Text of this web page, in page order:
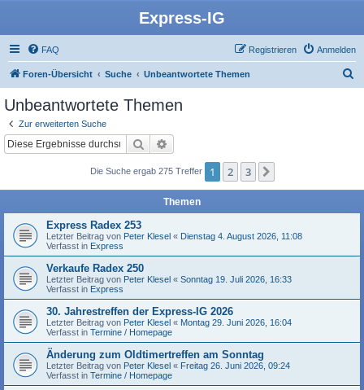
Express-IG
FAQ Anmelden
Registrieren
Foren-Übersicht Suche Unbeantwortete Themen
Unbeantwortete Themen
Zur erweiterten Suche
Suche
Die Suche ergab 275 Treffer 1 2 3
Themen
Express Radex 253
Letzter Beitrag von Peter Klesel « Dienstag 4. August 2026, 11:08
Verfasst in Express
Verkaufe Radex 250
Letzter Beitrag von Peter Klesel « Sonntag 19. Juli 2026, 16:33
Verfasst in Express
30. Jahrestreffen der Express-IG 2026
Letzter Beitrag von Peter Klesel « Montag 29. Juni 2026, 16:04
Verfasst in Termine / Homepage
Änderung zum Oldtimertreffen am Sonntag
Letzter Beitrag von Peter Klesel « Freitag 26. Juni 2026, 09:24
Verfasst in Termine / Homepage